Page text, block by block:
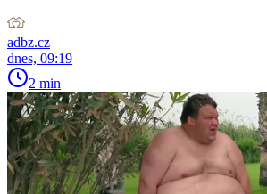
adbz.cz
dnes, 09:19
2 min